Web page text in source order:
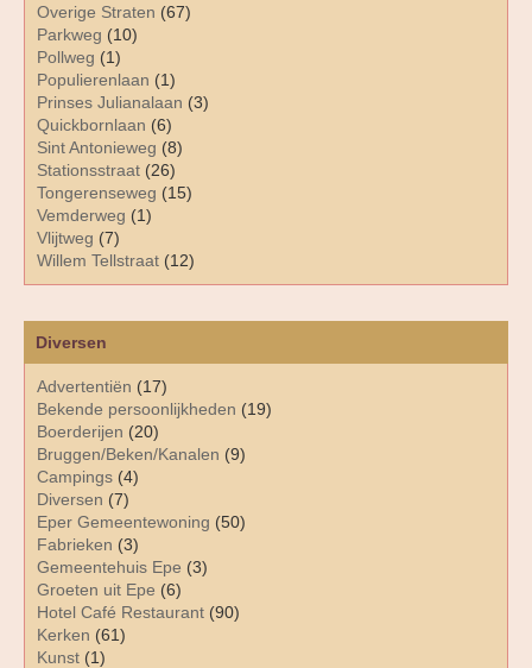
Diversen
Advertentiën (17)
Bekende persoonlijkheden (19)
Boerderijen (20)
Bruggen/Beken/Kanalen (9)
Campings (4)
Diversen (7)
Eper Gemeentewoning (50)
Fabrieken (3)
Gemeentehuis Epe (3)
Groeten uit Epe (6)
Hotel Café Restaurant (90)
Kerken (61)
Kunst (1)
Overige Straten (67)
Parkweg (10)
Pollweg (1)
Populierenlaan (1)
Prinses Julianalaan (3)
Quickbornlaan (6)
Sint Antonieweg (8)
Stationsstraat (26)
Tongerenseweg (15)
Vemderweg (1)
Vlijtweg (7)
Willem Tellstraat (12)